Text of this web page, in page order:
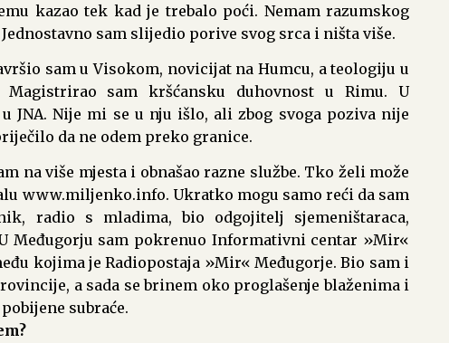
kazao tek kad je trebalo poći. Nemam razumskog
sam slijedio porive svog srca i ništa više.
sam u Visokom, novicijat na Humcu, a teologiju u
Magistrirao sam kršćansku duhovnost u Rimu. U
JNA. Nije mi se u nju išlo, ali zbog svoga poziva nije
da ne odem preko granice.
na više mjesta i obnašao razne službe. Tko želi može
www.miljenko.info. Ukratko mogu samo reći da sam
radio s mladima, bio odgojitelj sjemeništaraca,
Međugorju sam pokrenuo Informativni centar »Mir«
kojima je Radiopostaja »Mir« Međugorje. Bio sam i
a sada se brinem oko proglašenje blaženima i
subraće.